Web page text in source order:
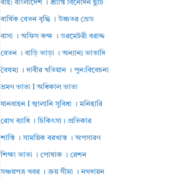
বহি: বাংলাদেশ । শ্রান্তি বিনোদন ছুটি
বার্ষিক বেতন বৃদ্ধি । উচ্চতর গ্রেড
বাসা । অফিস কক্ষ । ডরমেটরী বরাদ্দ
বেতন । বাড়ি ভাড়া । অন্যান্য ভাতাদি
বৈষম্য । দাবীর খতিয়ান । পুন:বিবেচনা
ভ্রমণ ভাতা I অধিকাল ভাতা
যানবাহন I জ্বালানি সুবিধা । মনিহারি
রোগ ব্যাধি । চিকিৎসা। প্রতিকার
শাস্তি । সাময়িক বরখাস্ত । অপসারণ
শিক্ষা ভাতা । পোষাক । রেশন
সঞ্চয়পত্র খবর । ক্রয় সীমা । নগদায়ন